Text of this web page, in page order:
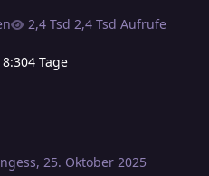
nehmen. Mit den
ihr die Stadt der Künste
bespielen – sei es mit den
Spielfiguren. Den Auftakt
begebt. Noch vor
Tätowierungen von
wird die Reihe mit
2,4 Tsd Aufrufe
4 Tage
,25. Oktober 2025